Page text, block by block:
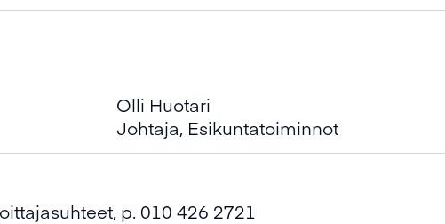
Olli Huotari
Johtaja, Esikuntatoiminnot
p. 010 426 2721